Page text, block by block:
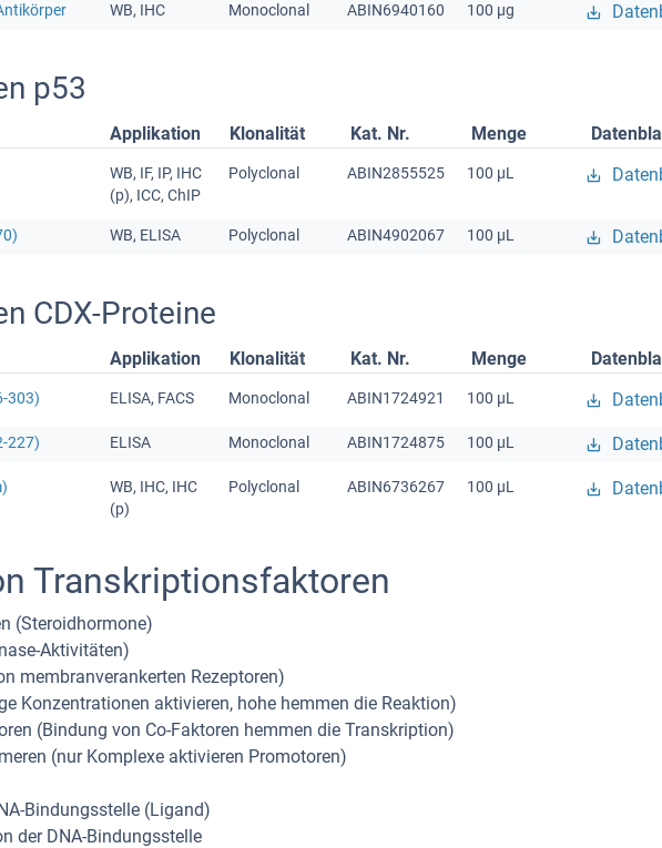
WB, IHC Monoclonal ABIN6940160 100 μg
p53
Applikation Klonalität Kat. Nr. Menge
WB, IF, IP, IHC
(p), ICC, ChIP
Polyclonal ABIN2855525 100 μL
WB, ELISA Polyclonal ABIN4902067 100 μL
CDX-Proteine
Applikation Klonalität Kat. Nr. Menge
303) ELISA, FACS Monoclonal ABIN1724921 100 μL
227) ELISA Monoclonal ABIN1724875 100 μL
WB, IHC, IHC
(p)
Polyclonal ABIN6736267 100 μL
Transkriptionsfaktoren
(Steroidhormone)
Aktivitäten)
membranverankerten Rezeptoren)
Konzentrationen aktivieren, hohe hemmen die Reaktion)
(Bindung von Co-Faktoren hemmen die Transkription)
(nur Komplexe aktivieren Promotoren)
Bindungsstelle (Ligand)
der DNA-Bindungsstelle